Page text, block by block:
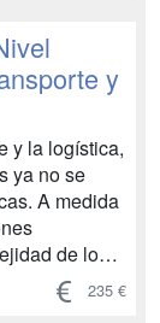
con
y
y la logística,
ya no se
A medida
de los
235 €